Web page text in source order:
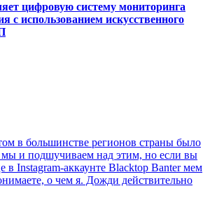
цифровую систему мониторинга
с использованием искусственного
в большинстве регионов страны было
и подшучиваем над этим, но если вы
в Instagram-аккаунте Blacktop Banter мем
о чем я. Дожди действительно